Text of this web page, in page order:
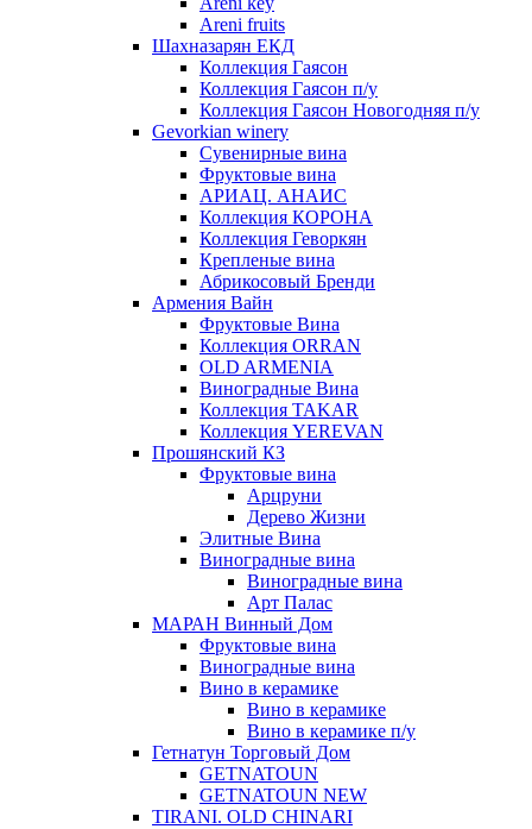
Areni fruits
Шахназарян ЕКД
Коллекция Гаясон
Коллекция Гаясон п/у
Коллекция Гаясон Новогодняя п/у
Gevorkian winery
Сувенирные вина
Фруктовые вина
АРИАЦ. АНАИС
Коллекция КОРОНА
Коллекция Геворкян
Крепленые вина
Абрикосовый Бренди
Армения Вайн
Фруктовые Вина
Коллекция ORRAN
OLD ARMENIA
Виноградные Вина
Коллекция TAKAR
Коллекция YEREVAN
Прошянский КЗ
Фруктовые вина
Арцруни
Дерево Жизни
Элитные Вина
Виноградные вина
Виноградные вина
Арт Палас
МАРАН Винный Дом
Фруктовые вина
Виноградные вина
Вино в керамике
Вино в керамике
Вино в керамике п/у
Гетнатун Торговый Дом
GETNATOUN
GETNATOUN NEW
TIRANI. OLD CHINARI